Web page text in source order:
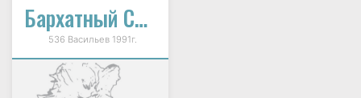
Бархатный Сезон
536 Васильев 1991г.